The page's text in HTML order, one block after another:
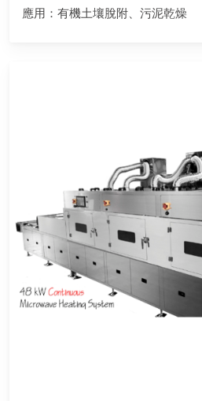
應用：有機土壤脫附、污泥乾燥